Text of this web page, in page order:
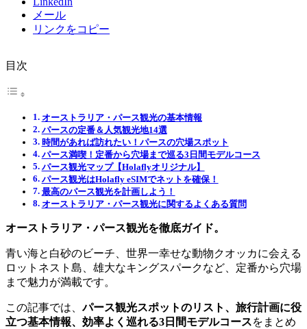
メール
リンクをコピー
目次
オーストラリア・パース観光の基本情報
パースの定番＆人気観光地14選
時間があれば訪れたい！パースの穴場スポット
パース満喫！定番から穴場まで巡る3日間モデルコース
パース観光マップ【Holaflyオリジナル】
パース観光はHolafly eSIMでネットを確保！
最高のパース観光を計画しよう！
オーストラリア・パース観光に関するよくある質問
オーストラリア・パース観光を徹底ガイド。
青い海と白砂のビーチ、世界一幸せな動物クオッカに会える
ロットネスト島、雄大なキングスパークなど、定番から穴場
まで魅力が満載です。
この記事では、パース観光スポットのリスト、旅行計画に役
立つ基本情報、効率よく巡れる3日間モデルコースをまとめ